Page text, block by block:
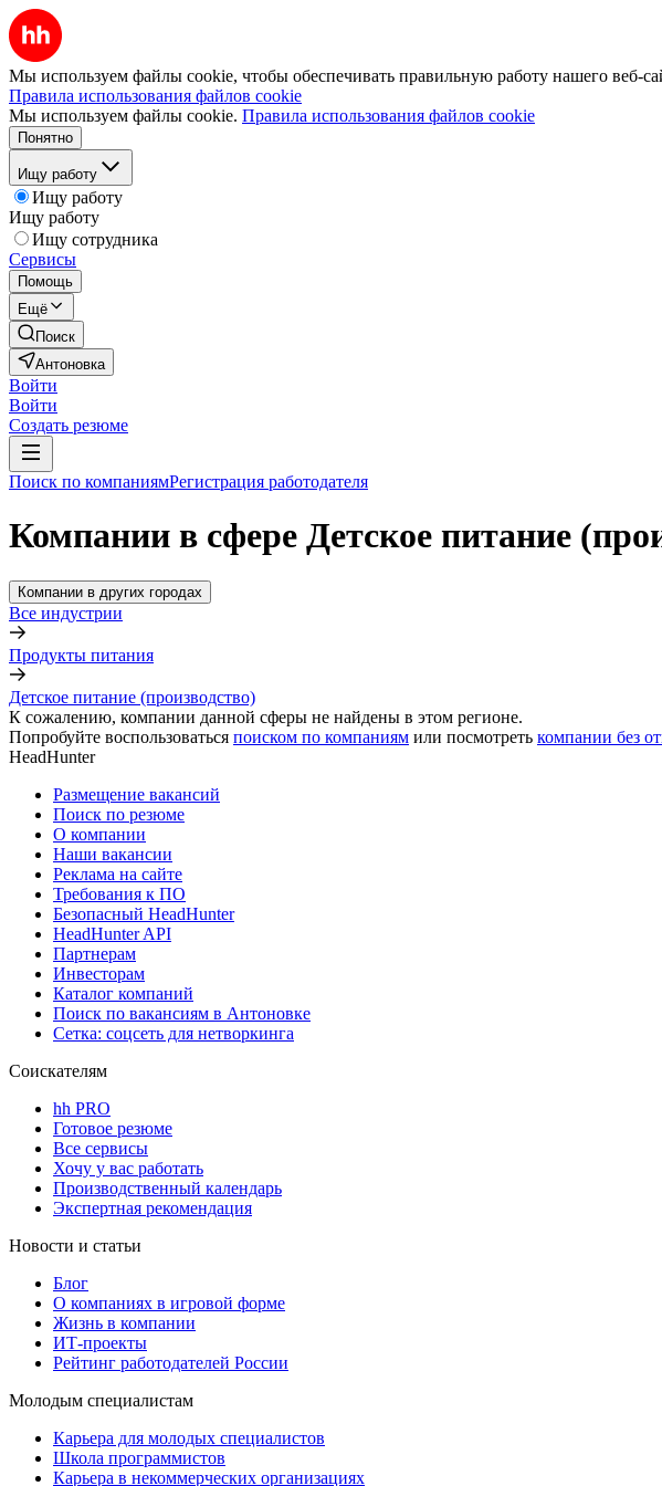
Мы используем файлы cookie, чтобы обеспечивать правильную работу нашего веб-
Правила использования файлов cookie
Мы используем файлы cookie. Правила использования файлов cookie
Понятно
Ищу работу
Ищу работу
Ищу работу
Ищу сотрудника
Сервисы
Помощь
Ещё
Поиск
Антоновка
Войти
Войти
Создать резюме
Поиск по компаниямРегистрация работодателя
Компании в сфере Детское питание
Компании в других городах
Все индустрии
Продукты питания
Детское питание (производство)
К сожалению, компании данной сферы не найдены в этом регионе.
Попробуйте воспользоваться поиском по компаниям или посмотреть компании без
HeadHunter
Размещение вакансий
Поиск по резюме
О компании
Наши вакансии
Реклама на сайте
Требования к ПО
Безопасный HeadHunter
HeadHunter API
Партнерам
Инвесторам
Каталог компаний
Поиск по вакансиям в Антоновке
Сетка: соцсеть для нетворкинга
Соискателям
hh PRO
Готовое резюме
Все сервисы
Хочу у вас работать
Производственный календарь
Экспертная рекомендация
Новости и статьи
Блог
О компаниях в игровой форме
Жизнь в компании
ИТ-проекты
Рейтинг работодателей России
Молодым специалистам
Карьера для молодых специалистов
Школа программистов
Карьера в некоммерческих организациях